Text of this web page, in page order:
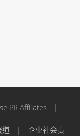
PR Affiliates |
道 | 企业社会责